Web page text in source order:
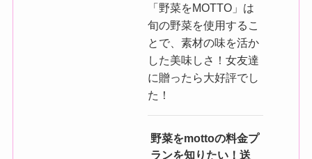
「野菜をMOTTO」は
旬の野菜を使用するこ
とで、素材の味を活か
した美味しさ！女友達
に贈ったら大好評でし
た！
野菜をmottoの料金プ
ランを知りたい！送